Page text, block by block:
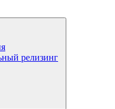
релизинг